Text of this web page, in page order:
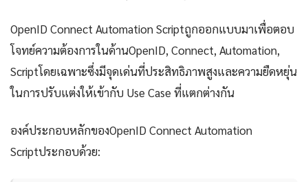
OpenID Connect Automation Scriptถูกออกแบบมาเพื่อตอบ
โจทย์ความต้องการในด้านOpenID, Connect, Automation,
Scriptโดยเฉพาะซึ่งมีจุดเด่นที่ประสิทธิภาพสูงและความยืดหยุ่น
ในการปรับแต่งให้เข้ากับ Use Case ที่แตกต่างกัน
องค์ประกอบหลักของOpenID Connect Automation
Scriptประกอบด้วย: